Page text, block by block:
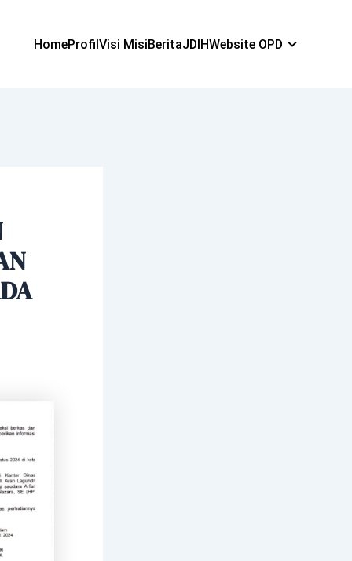
HomeProfilVisi MisiBeritaJDIHWebsite OPD